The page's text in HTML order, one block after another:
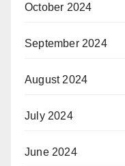
October 2024
September 2024
August 2024
July 2024
June 2024